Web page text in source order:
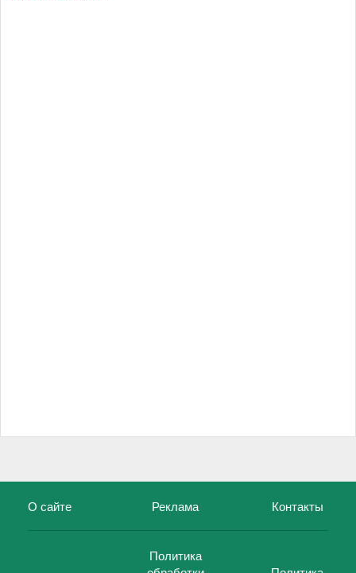
О сайте Реклама Контакты
Политика